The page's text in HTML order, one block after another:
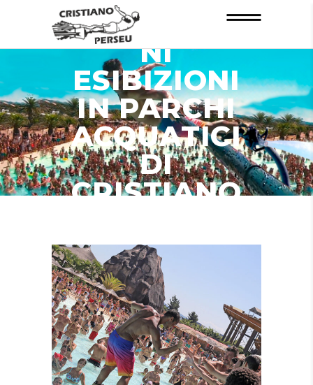
INFORMAZIO
NI
ESIBIZIONI
IN PARCHI
ACQUATICI
DI
CRISTIANO
FLYBOARD
TANDEM